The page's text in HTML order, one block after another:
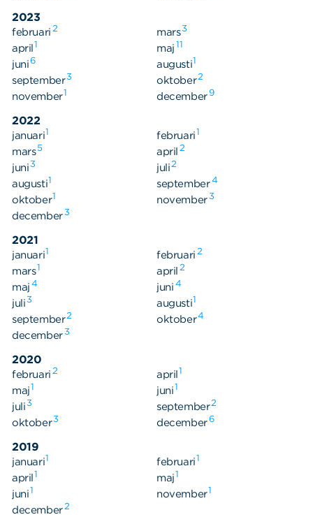
2023
februari 2 mars3
april1 maj 11
juni6 augusti1
september3 oktober2
november1 december9
2022
januari1 februari1
mars5 april 2
juni3 juli2
augusti1 september4
oktober1 november3
december3
2021
januari1 februari 2
mars1 april 2
maj 4 juni 4
juli3 augusti1
september2 oktober4
december3
2020
februari 2 april1
maj1 juni1
juli3 september2
oktober3 december6
2019
januari1 februari1
april1 maj1
juni1 november1
december2